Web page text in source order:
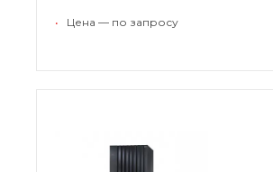
повышенной степенью надежности.
• Цена — по запросу